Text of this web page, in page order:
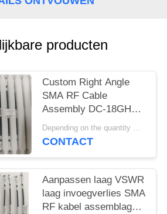
producten
Custom Right Angle
SMA RF Cable
Assembly DC-18GHz
Mating CXN 3450 voor
RF-module - Dual End
Depending on the quantity MOQ:15 stuks voor maatwerk
CONTACT
Aanpassen laag VSWR
laag invoegverlies SMA
RF kabel assemblage